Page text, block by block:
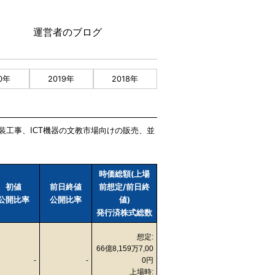
運営者のブログ
年 2019年 2018年
工事、ICT機器の文教市場向けの販売、並
初値
開比率
前日終値
公開比率
時価総額(上場
前想定/前日終
値)
発行済株式総数
- -
想定:
66億8,159万7,00
0円
上場時: